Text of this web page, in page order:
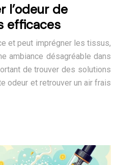
l’odeur de
efficaces
et peut imprégner les tissus,
ambiance désagréable dans
de trouver des solutions
odeur et retrouver un air frais